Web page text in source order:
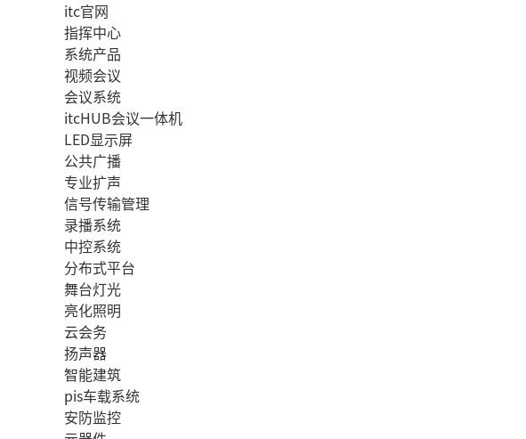
itc官网
指挥中心
系统产品
视频会议
会议系统
itcHUB会议一体机
LED显示屏
公共广播
专业扩声
信号传输管理
录播系统
中控系统
分布式平台
舞台灯光
亮化照明
云会务
扬声器
智能建筑
pis车载系统
安防监控